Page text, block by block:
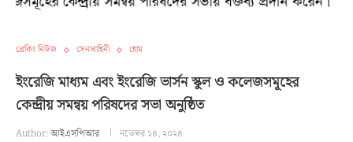
ব্রেকিং নিউজ সেনাবাহিনী হোম
ইংরেজি মাধ্যম এবং ইংরেজি ভার্সন স্কুল ও কলেজসমূহের
কেন্দ্রীয় সমন্বয় পরিষদের সভা অনুষ্ঠিত
Author:আইএসপিআর নভেম্বর ১৪, ২০২৪